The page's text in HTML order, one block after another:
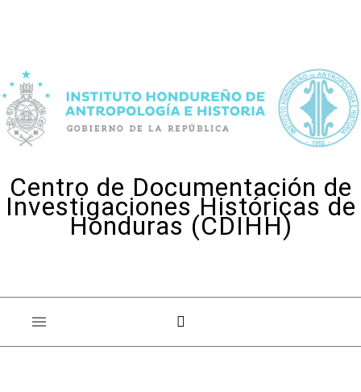
Centro de Documentación de
Investigaciones Históricas de
Honduras (CDIHH)